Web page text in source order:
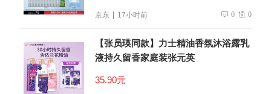
京东 17小时前 0 0
【张员瑛同款】力士精油香氛沐浴露乳
液持久留香家庭装张元英
35.90元